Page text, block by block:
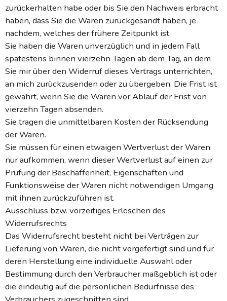
zurückerhalten habe oder bis Sie den Nachweis erbracht
haben, dass Sie die Waren zurückgesandt haben, je
nachdem, welches der frühere Zeitpunkt ist.
Sie haben die Waren unverzüglich und in jedem Fall
spätestens binnen vierzehn Tagen ab dem Tag, an dem
Sie mir über den Widerruf dieses Vertrags unterrichten,
an mich zurückzusenden oder zu übergeben. Die Frist ist
gewahrt, wenn Sie die Waren vor Ablauf der Frist von
vierzehn Tagen absenden.
Sie tragen die unmittelbaren Kosten der Rücksendung
der Waren.
Sie müssen für einen etwaigen Wertverlust der Waren
nur aufkommen, wenn dieser Wertverlust auf einen zur
Prüfung der Beschaffenheit, Eigenschaften und
Funktionsweise der Waren nicht notwendigen Umgang
mit ihnen zurückzuführen ist.
Ausschluss bzw. vorzeitiges Erlöschen des
Widerrufsrechts
Das Widerrufsrecht besteht nicht bei Verträgen zur
Lieferung von Waren, die nicht vorgefertigt sind und für
deren Herstellung eine individuelle Auswahl oder
Bestimmung durch den Verbraucher maßgeblich ist oder
die eindeutig auf die persönlichen Bedürfnisse des